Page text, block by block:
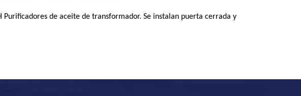
Purificadores de aceite de transformador. Se instalan puerta cerrada y